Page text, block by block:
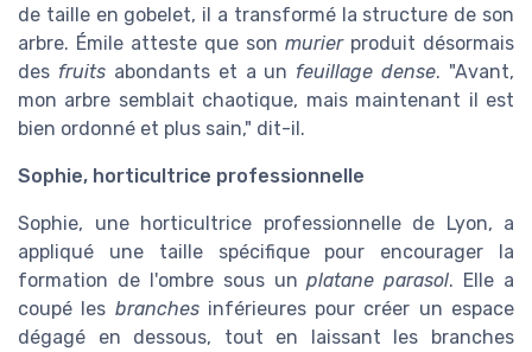
de taille en gobelet, il a transformé la structure de son
arbre. Émile atteste que son murierproduit désormais
des fruitsabondants et a un feuillage dense. "Avant,
mon arbre semblait chaotique, mais maintenant il est
bien ordonné et plus sain," dit-il.
Sophie, horticultrice professionnelle
Sophie, une horticultrice professionnelle de Lyon, a
appliqué une taille spécifique pour encourager la
formation de l'ombre sous unplatane parasol. Elle a
coupé les branchesinférieures pour créer un espace
dégagé en dessous, tout en laissant les branches